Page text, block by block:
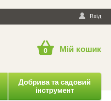
Вхід
0 Мій кошик
Добрива та садовий
інструмент